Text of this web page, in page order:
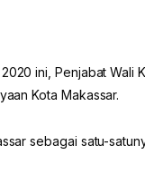
ini, Penjabat Wali
Kota Makassar.
sebagai satu-